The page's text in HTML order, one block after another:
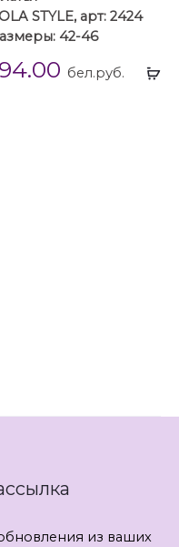
STYLE, арт: 2424
42-46
бел.руб.
из ваших